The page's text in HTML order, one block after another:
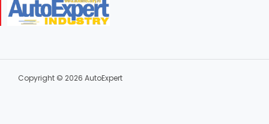
Copyright © 2026 AutoExpert